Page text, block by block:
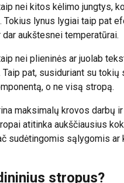
nei kitos kėlimo jungtys,
lynus lygiai taip pat
aukštesnei temperatūrai.
nei plieninės ar juolab
pat, susiduriant su
o ne visą stropą.
maksimalų krovos darbų
atitinka aukščiausius
sudėtingomis sąlygomis ar
stropus?